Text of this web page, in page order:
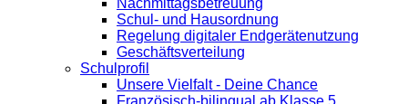
Nachmittagsbetreuung
Schul- und Hausordnung
Regelung digitaler Endgeräte­nutzung
Geschäftsverteilung
Schulprofil
Unsere Vielfalt - Deine Chance
Französisch-bilingual ab Klasse 5